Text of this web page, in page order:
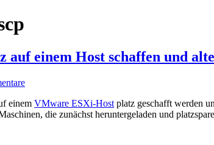
auf einem Host schaffen und
einem VMware ESXi-Host platz geschafft werden
die zunächst heruntergeladen und